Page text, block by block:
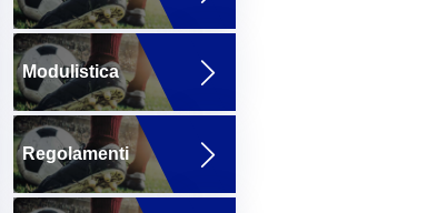
Modulistica
Regolamenti